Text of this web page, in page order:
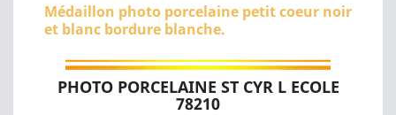
Médaillon photo porcelaine petit coeur noir
et blanc bordure blanche.
PHOTO PORCELAINE ST CYR L ECOLE
78210